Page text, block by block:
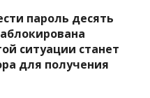
пароль десять
ситуации станет
для получения